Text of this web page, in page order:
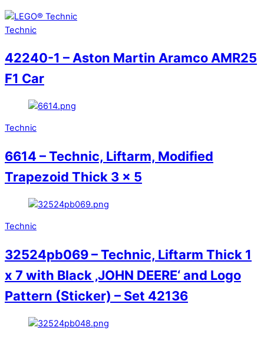
Technic
42240-1 – Aston Martin Aramco AMR25
F1 Car
Technic
6614 – Technic, Liftarm, Modified
Trapezoid Thick 3 x 5
Technic
32524pb069 – Technic, Liftarm Thick 1
x 7 with Black ‚JOHN DEERE‘ and Logo
Pattern (Sticker) – Set 42136